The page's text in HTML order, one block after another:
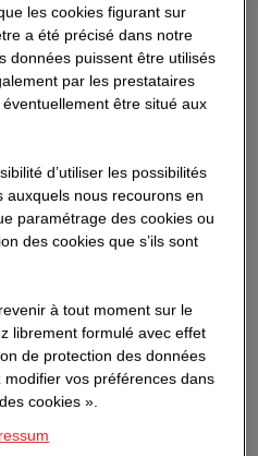
les cookies figurant sur
a été précisé dans notre
données puissent être utilisés
par les prestataires
être situé aux
d’utiliser les possibilités
nous recourons en
paramétrage des cookies ou
des cookies que s’ils sont
à tout moment sur le
librement formulé avec effet
de protection des données
vos préférences dans
cookies ».